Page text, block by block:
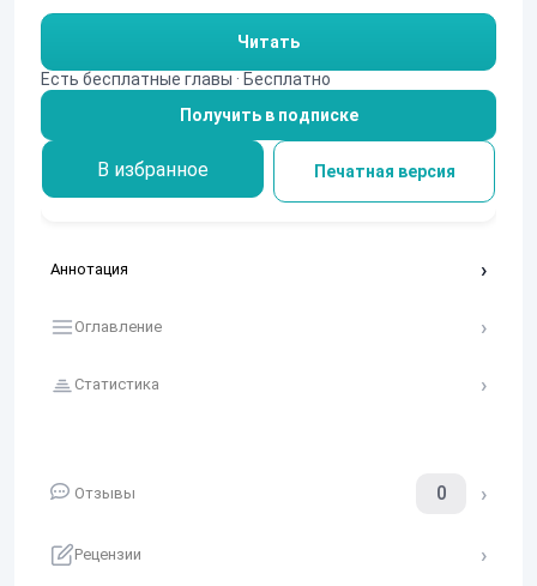
Читать
Есть бесплатные главы · Бесплатно
Получить в подписке
В избранное Печатная версия
Аннотация
Оглавление
Статистика
Отзывы 0
Рецензии